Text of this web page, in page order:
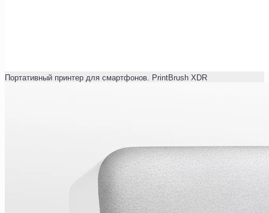
Портативный принтер для смартфонов. PrintBrush XDR